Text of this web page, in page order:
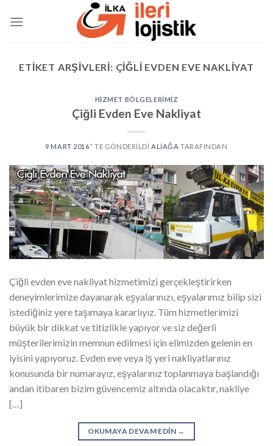
ETIKET ARŞIVLERI: ÇIĞLI EVDEN EVE NAKLIYAT
HIZMET BÖLGELERIMIZ
Çiğli Evden Eve Nakliyat
9 MART 2016’' TE GÖNDERILDI ALIAĞA TARAFINDAN
Çiğli evden eve nakliyat hizmetimizi gerçekleştirirken
deneyimlerimize dayanarak eşyalarınızı, eşyalarımız bilip sizi
istediğiniz yere taşımaya kararlıyız. Tüm hizmetlerimizi
büyük bir dikkat ve titizlikle yapıyor ve siz değerli
müşterilerimizin memnun edilmesi için elimizden gelenin en
iyisini yapıyoruz. Evden eve veya iş yeri nakliyatlarınız
konusunda bir numarayız, eşyalarınız toplanmaya başlandığı
andan itibaren bizim güvencemiz altında olacaktır, nakliye
[…]
OKUMAYA DEVAM EDIN →